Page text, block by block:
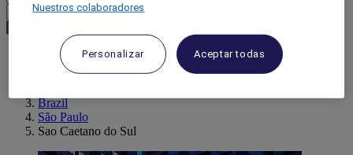
Confirmar mi moneda
World
Brazil
São Paulo
Sao Caetano do Sul
Nuestros colaboradores
Personalizar Aceptar todas